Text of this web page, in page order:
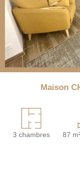
Maison
3 chambres 87